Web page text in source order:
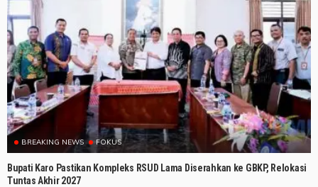
BREAKING NEWS FOKUS
Bupati Karo Pastikan Kompleks RSUD Lama Diserahkan ke GBKP, Relokasi
Tuntas Akhir 2027